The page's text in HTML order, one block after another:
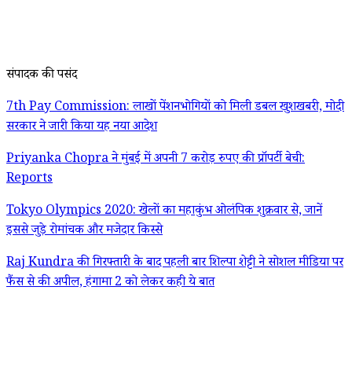
संपादक की पसंद
7th Pay Commission: लाखों पेंशनभोगियों को मिली डबल खुशखबरी, मोदी
सरकार ने जारी किया यह नया आदेश
Priyanka Chopra ने मुंबई में अपनी 7 करोड़ रुपए की प्रॉपर्टी बेची:
Reports
Tokyo Olympics 2020: खेलों का महाकुंभ ओलंपिक शुक्रवार से, जानें
इससे जुड़े रोमांचक और मजेदार किस्से
Raj Kundra की गिरफ्तारी के बाद पहली बार शिल्पा शेट्टी ने सोशल मीडिया पर
फैंस से की अपील, हंगामा 2 को लेकर कही ये बात